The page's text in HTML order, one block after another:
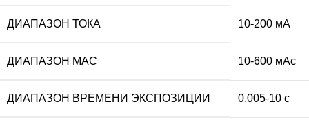
ДИАПАЗОН ТОКА 10-200 мА
ДИАПАЗОН МАС 10-600 мАс
ДИАПАЗОН ВРЕМЕНИ ЭКСПОЗИЦИИ 0,005-10 с